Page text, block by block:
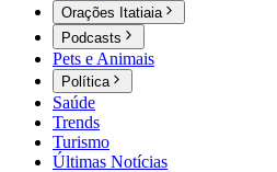
Orações Itatiaia
Podcasts
Pets e Animais
Política
Saúde
Trends
Turismo
Últimas Notícias